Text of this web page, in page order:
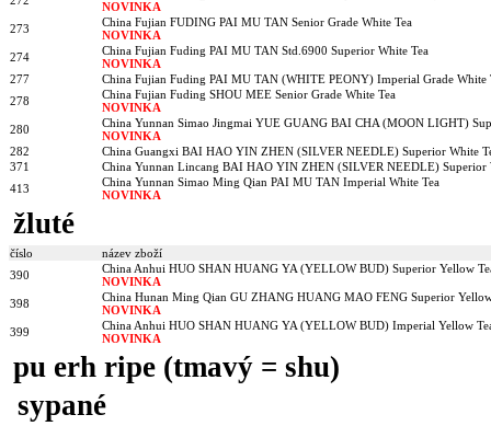
NOVINKA
273
China Fujian FUDING PAI MU TAN Senior Grade White Tea
NOVINKA
274
China Fujian Fuding PAI MU TAN Std.6900 Superior White Tea
NOVINKA
277
China Fujian Fuding PAI MU TAN (WHITE PEONY) Imperial Grade White
278
China Fujian Fuding SHOU MEE Senior Grade White Tea
NOVINKA
280
China Yunnan Simao Jingmai YUE GUANG BAI CHA (MOON LIGHT)
NOVINKA
282
China Guangxi BAI HAO YIN ZHEN (SILVER NEEDLE) Superior White
371
China Yunnan Lincang BAI HAO YIN ZHEN (SILVER NEEDLE) Superior
413
China Yunnan Simao Ming Qian PAI MU TAN Imperial White Tea
NOVINKA
žluté
číslo
název zboží
390
China Anhui HUO SHAN HUANG YA (YELLOW BUD) Superior Yellow
NOVINKA
398
China Hunan Ming Qian GU ZHANG HUANG MAO FENG Superior
NOVINKA
399
China Anhui HUO SHAN HUANG YA (YELLOW BUD) Imperial Yellow
NOVINKA
pu erh ripe (tmavý = shu)
sypané